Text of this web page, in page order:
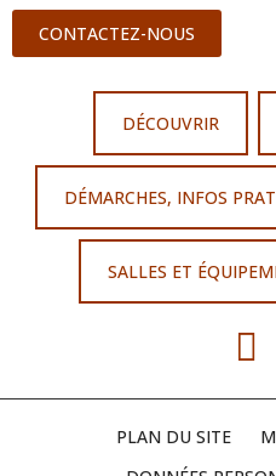
CONTACTEZ-NOUS
DÉCOUVRIR
DÉMARCHES, INFOS
SALLES ET
PLAN DU SITE